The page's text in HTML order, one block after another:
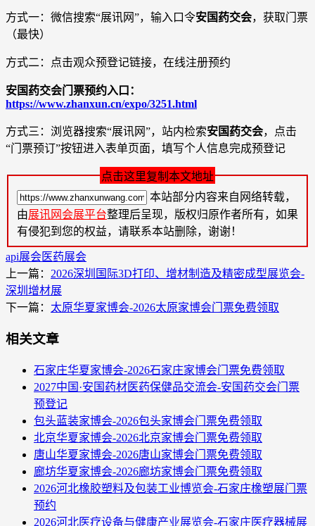
方式一：微信搜索“展讯网”，输入口令安国药交会，获取门票
（最快）
方式二：点击观众预登记链接，在线注册预约
安国药交会门票预约入口：
https://www.zhanxun.cn/expo/3251.html
方式三：浏览器搜索“展讯网”，站内检索安国药交会，点击
“门票预订”按钮进入表单页面，填写个人信息完成预登记
点击这里复制本文地址
本站部分内容来自网络转载，
由展讯网会展平台整理后呈现，版权归原作者所有，如果
有侵犯到您的权益，请联系本站删除，谢谢！
api展会医药展会
上一篇： 2026深圳国际3D打印、增材制造及精密成型展览会-
深圳增材展
下一篇： 太原华夏家博会-2026太原家博会门票免费领取
相关文章
石家庄华夏家博会-2026石家庄家博会门票免费领取
2027中国·安国药材医药保健品交流会-安国药交会门票
预登记
包头蓝装家博会-2026包头家博会门票免费领取
北京华夏家博会-2026北京家博会门票免费领取
唐山华夏家博会-2026唐山家博会门票免费领取
廊坊华夏家博会-2026廊坊家博会门票免费领取
2026河北橡胶塑料及包装工业博览会-石家庄橡塑展门票
预约
2026河北医疗设备与健康产业展览会-石家庄医疗器械展